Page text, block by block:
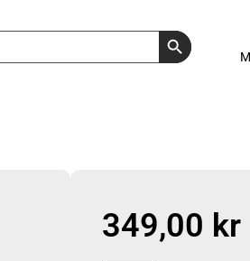
Search Button
349,00 kr